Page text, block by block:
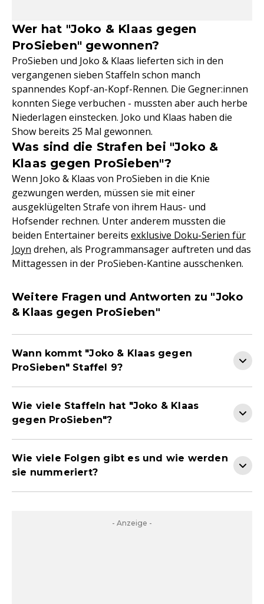
Wer hat "Joko & Klaas gegen
ProSieben" gewonnen?
ProSieben und Joko & Klaas lieferten sich in den
vergangenen sieben Staffeln schon manch
spannendes Kopf-an-Kopf-Rennen. Die Gegner:innen
konnten Siege verbuchen - mussten aber auch herbe
Niederlagen einstecken. Joko und Klaas haben die
Show bereits 25 Mal gewonnen.
Was sind die Strafen bei "Joko &
Klaas gegen ProSieben"?
Wenn Joko & Klaas von ProSieben in die Knie
gezwungen werden, müssen sie mit einer
ausgeklügelten Strafe von ihrem Haus- und
Hofsender rechnen. Unter anderem mussten die
beiden Entertainer bereits exklusive Doku-Serien für
Joyn drehen, als Programmansager auftreten und das
Mittagessen in der ProSieben-Kantine ausschenken.
Weitere Fragen und Antworten zu "Joko
& Klaas gegen ProSieben"
Wann kommt "Joko & Klaas gegen
ProSieben" Staffel 9?
Wie viele Staffeln hat "Joko & Klaas
gegen ProSieben"?
Wie viele Folgen gibt es und wie werden
sie nummeriert?
- Anzeige -